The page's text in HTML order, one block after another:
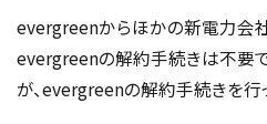
evergreenからほかの新電力会
evergreenの解約手続きは不要
が、evergreenの解約手続きを行